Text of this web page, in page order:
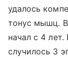
удалось
тонус мышц.
начал с 4
случилось 3